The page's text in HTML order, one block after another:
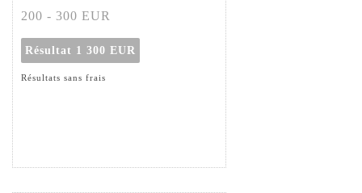
200 - 300 EUR
Résultat 1 300 EUR
Résultats sans frais